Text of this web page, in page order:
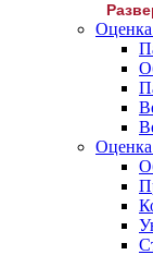
Оценка